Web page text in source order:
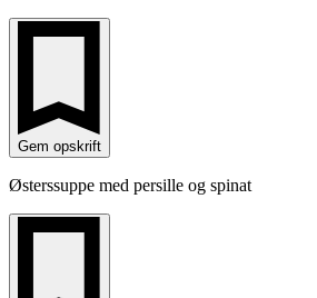
Gem opskrift
Østerssuppe med persille og spinat